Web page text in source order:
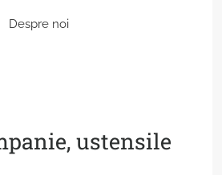
Despre noi
ustensile